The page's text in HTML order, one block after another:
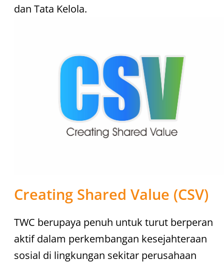
dan Tata Kelola.
Creating Shared Value (CSV)
TWC berupaya penuh untuk turut berperan
aktif dalam perkembangan kesejahteraan
sosial di lingkungan sekitar perusahaan